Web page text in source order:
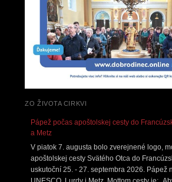
ZO ŽIVOTA CIRKVI
Pápež počas apoštolskej cesty do
a Metz
V piatok 7. augusta bolo zverejnené logo,
apoštolskej cesty Svätého Otca do
uskutoční 25. - 27. septembra 2026. Pápež